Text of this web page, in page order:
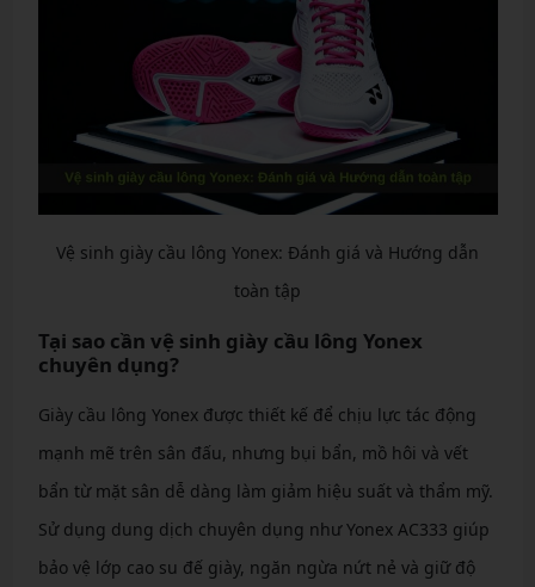
Vệ sinh giày cầu lông Yonex: Đánh giá và Hướng dẫn
toàn tập
Tại sao cần vệ sinh giày cầu lông Yonex
chuyên dụng?
Giày cầu lông Yonex được thiết kế để chịu lực tác động
mạnh mẽ trên sân đấu, nhưng bụi bẩn, mồ hôi và vết
bẩn từ mặt sân dễ dàng làm giảm hiệu suất và thẩm mỹ.
Sử dụng dung dịch chuyên dụng như Yonex AC333 giúp
bảo vệ lớp cao su đế giày, ngăn ngừa nứt nẻ và giữ độ